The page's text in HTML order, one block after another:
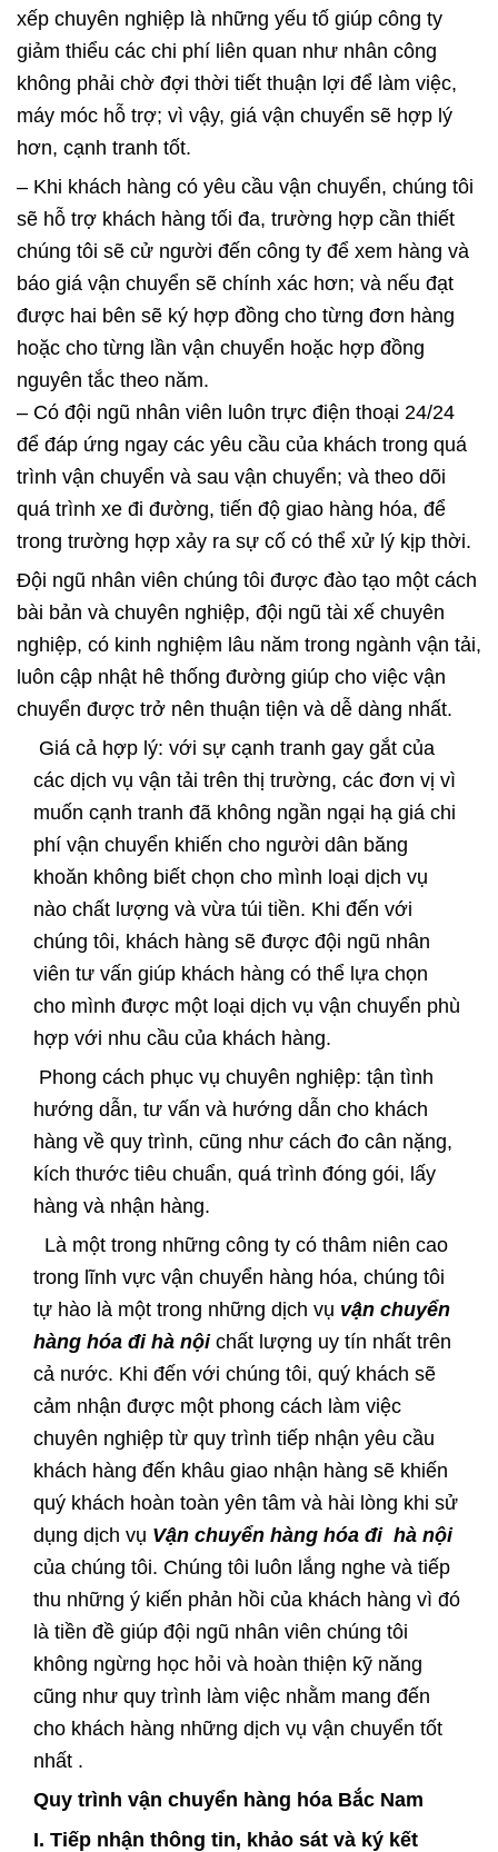
xếp chuyên nghiệp là những yếu tố giúp công ty
giảm thiểu các chi phí liên quan như nhân công
không phải chờ đợi thời tiết thuận lợi để làm việc,
máy móc hỗ trợ; vì vậy, giá vận chuyển sẽ hợp lý
hơn, cạnh tranh tốt.
– Khi khách hàng có yêu cầu vận chuyển, chúng tôi
sẽ hỗ trợ khách hàng tối đa, trường hợp cần thiết
chúng tôi sẽ cử người đến công ty để xem hàng và
báo giá vận chuyển sẽ chính xác hơn; và nếu đạt
được hai bên sẽ ký hợp đồng cho từng đơn hàng
hoặc cho từng lần vận chuyển hoặc hợp đồng
nguyên tắc theo năm.
– Có đội ngũ nhân viên luôn trực điện thoại 24/24
để đáp ứng ngay các yêu cầu của khách trong quá
trình vận chuyển và sau vận chuyển; và theo dõi
quá trình xe đi đường, tiến độ giao hàng hóa, để
trong trường hợp xảy ra sự cố có thể xử lý kịp thời.
Đội ngũ nhân viên chúng tôi được đào tạo một cách
bài bản và chuyên nghiệp, đội ngũ tài xế chuyên
nghiệp, có kinh nghiệm lâu năm trong ngành vận tải,
luôn cập nhật hê thống đường giúp cho việc vận
chuyển được trở nên thuận tiện và dễ dàng nhất.
Giá cả hợp lý: với sự cạnh tranh gay gắt của
các dịch vụ vận tải trên thị trường, các đơn vị vì
muốn cạnh tranh đã không ngần ngại hạ giá chi
phí vận chuyển khiến cho người dân băng
khoăn không biết chọn cho mình loại dịch vụ
nào chất lượng và vừa túi tiền. Khi đến với
chúng tôi, khách hàng sẽ được đội ngũ nhân
viên tư vấn giúp khách hàng có thể lựa chọn
cho mình được một loại dịch vụ vận chuyển phù
hợp với nhu cầu của khách hàng.
Phong cách phục vụ chuyên nghiệp: tận tình
hướng dẫn, tư vấn và hướng dẫn cho khách
hàng về quy trình, cũng như cách đo cân nặng,
kích thước tiêu chuẩn, quá trình đóng gói, lấy
hàng và nhận hàng.
Là một trong những công ty có thâm niên cao
trong lĩnh vực vận chuyển hàng hóa, chúng tôi
tự hào là một trong những dịch vụ vận chuyển
hàng hóa đi hà nộichất lượng uy tín nhất trên
cả nước. Khi đến với chúng tôi, quý khách sẽ
cảm nhận được một phong cách làm việc
chuyên nghiệp từ quy trình tiếp nhận yêu cầu
khách hàng đến khâu giao nhận hàng sẽ khiến
quý khách hoàn toàn yên tâm và hài lòng khi sử
dụng dịch vụ Vận chuyển hàng hóa đi hà nội
của chúng tôi. Chúng tôi luôn lắng nghe và tiếp
thu những ý kiến phản hồi của khách hàng vì đó
là tiền đề giúp đội ngũ nhân viên chúng tôi
không ngừng học hỏi và hoàn thiện kỹ năng
cũng như quy trình làm việc nhằm mang đến
cho khách hàng những dịch vụ vận chuyển tốt
nhất .
Quy trình vận chuyển hàng hóa Bắc Nam
I. Tiếp nhận thông tin, khảo sát và ký kết